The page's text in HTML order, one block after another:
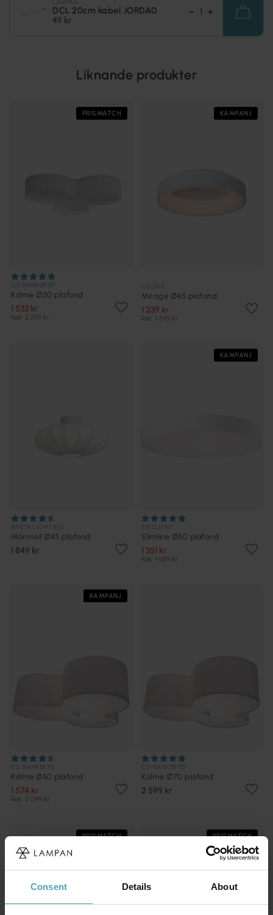
Consent Details About
DCL 20cm kabel JORDAD
49 kr
Liknande produkter
PRISMATCH
Kolme Ø50 plafond
1 533 kr
Rek. 2 299 kr
KAMPANJ
Mirage Ø45 plafond
1 239 kr
Rek. 1 549 kr
Mamsell Ø45 plafond
1 849 kr
KAMPANJ
Slimline Ø50 plafond
1 351 kr
Rek. 1 689 kr
KAMPANJ
Kolme Ø50 plafond
1 574 kr
Rek. 2 099 kr
Kolme Ø70 plafond
2 599 kr
PRISMATCH PRISMATCH